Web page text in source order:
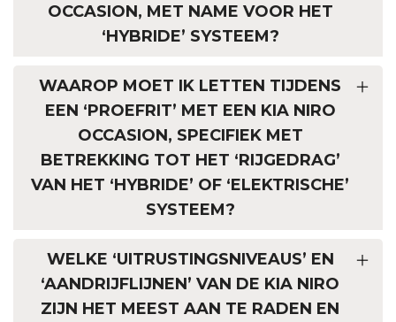
OCCASION, MET NAME VOOR HET
‘HYBRIDE’ SYSTEEM?
WAAROP MOET IK LETTEN TIJDENS
EEN ‘PROEFRIT’ MET EEN KIA NIRO
OCCASION, SPECIFIEK MET
BETREKKING TOT HET ‘RIJGEDRAG’
VAN HET ‘HYBRIDE’ OF ‘ELEKTRISCHE’
SYSTEEM?
WELKE ‘UITRUSTINGSNIVEAUS’ EN
‘AANDRIJFLIJNEN’ VAN DE KIA NIRO
ZIJN HET MEEST AAN TE RADEN EN